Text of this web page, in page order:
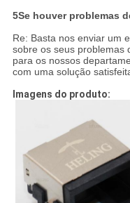
5Se houver problemas
Re: Basta nos enviar um
sobre os seus problemas
para os nossos
com uma solução
Imagens do produto: